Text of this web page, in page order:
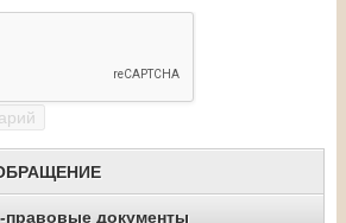
правовые документы